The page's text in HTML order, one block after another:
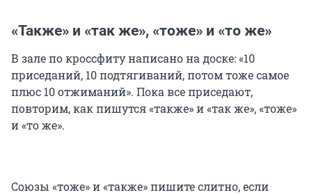
«Также» и «так же», «тоже» и «то же»
В зале по кроссфиту написано на доске: «10
приседаний, 10 подтягиваний, потом тоже самое
плюс 10 отжиманий». Пока все приседают,
повторим, как пишутся «также» и «так же», «тоже»
и «то же».
Союзы «тоже» и «также» пишите слитно, если